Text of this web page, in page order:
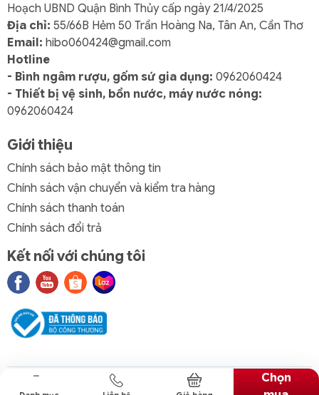
Chọn
Hoạch UBND Quận Bình Thủy cấp ngày 21/4/2025
Địa chỉ: 55/66B Hẻm 50 Trần Hoàng Na, Tân An, Cần Thơ
Email: hibo060424@gmail.com
Hotline
- Bình ngâm rượu, gốm sứ gia dụng: 0962060424
- Thiết bị vệ sinh, bồn nước, máy nước nóng:
0962060424
Giới thiệu
Chính sách bảo mật thông tin
Chính sách vận chuyển và kiểm tra hàng
Chính sách thanh toán
Chính sách đổi trả
Kết nối với chúng tôi